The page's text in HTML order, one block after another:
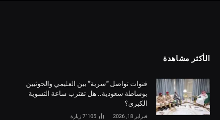
الأكثر مشاهدة
قنوات تواصل “سرية” بين العليمي والحوثيين
بوساطة سعودية.. هل تقترب ساعة التسوية
الكبرى؟
فبراير 18, 2026 7٬105 زيارة